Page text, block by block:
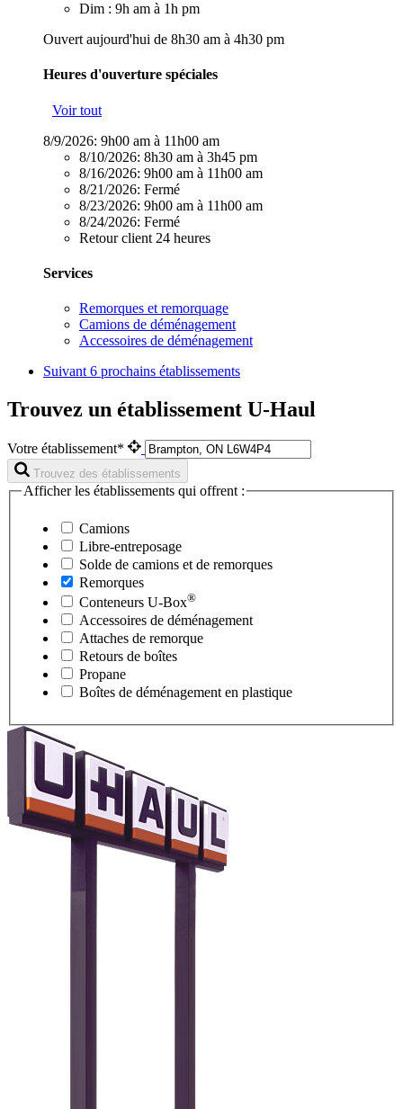
Dim : 9h am à 1h pm
Ouvert aujourd'hui de 8h30 am à 4h30 pm
Heures d'ouverture spéciales
Voir tout
8/9/2026: 9h00 am à 11h00 am
8/10/2026: 8h30 am à 3h45 pm
8/16/2026: 9h00 am à 11h00 am
8/21/2026: Fermé
8/23/2026: 9h00 am à 11h00 am
8/24/2026: Fermé
Retour client 24 heures
Services
Remorques et remorquage
Camions de déménagement
Accessoires de déménagement
Suivant 6 prochains établissements
Trouvez un établissement U-Haul
Votre établissement*
Trouvez des établissements
Afficher les établissements qui offrent :
Camions
Libre-entreposage
Solde de camions et de remorques
Remorques
Conteneurs U-Box®
Accessoires de déménagement
Attaches de remorque
Retours de boîtes
Propane
Boîtes de déménagement en plastique